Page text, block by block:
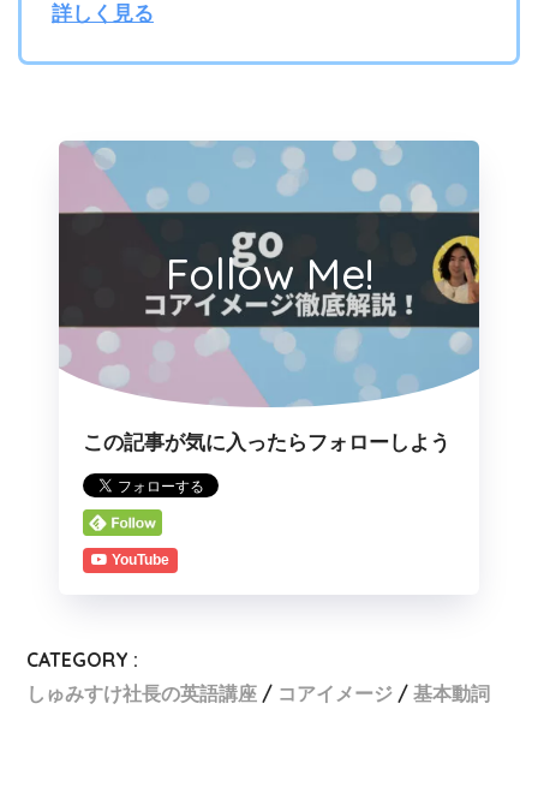
詳しく見る
Follow Me!
この記事が気に入ったらフォローしよう
YouTube
CATEGORY :
しゅみすけ社長の英語講座
コアイメージ 基本動詞